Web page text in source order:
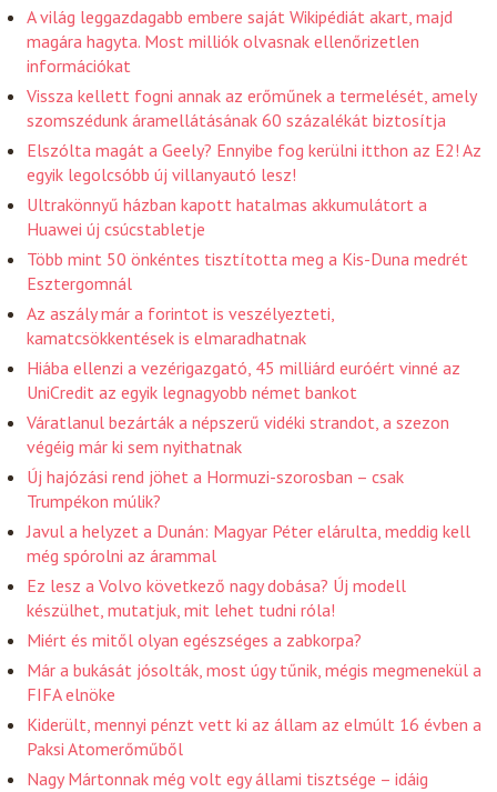
A világ leggazdagabb embere saját Wikipédiát akart, majd
magára hagyta. Most milliók olvasnak ellenőrizetlen
információkat
Vissza kellett fogni annak az erőműnek a termelését, amely
szomszédunk áramellátásának 60 százalékát biztosítja
Elszólta magát a Geely? Ennyibe fog kerülni itthon az E2! Az
egyik legolcsóbb új villanyautó lesz!
Ultrakönnyű házban kapott hatalmas akkumulátort a
Huawei új csúcstabletje
Több mint 50 önkéntes tisztította meg a Kis-Duna medrét
Esztergomnál
Az aszály már a forintot is veszélyezteti,
kamatcsökkentések is elmaradhatnak
Hiába ellenzi a vezérigazgató, 45 milliárd euróért vinné az
UniCredit az egyik legnagyobb német bankot
Váratlanul bezárták a népszerű vidéki strandot, a szezon
végéig már ki sem nyithatnak
Új hajózási rend jöhet a Hormuzi-szorosban – csak
Trumpékon múlik?
Javul a helyzet a Dunán: Magyar Péter elárulta, meddig kell
még spórolni az árammal
Ez lesz a Volvo következő nagy dobása? Új modell
készülhet, mutatjuk, mit lehet tudni róla!
Miért és mitől olyan egészséges a zabkorpa?
Már a bukását jósolták, most úgy tűnik, mégis megmenekül a
FIFA elnöke
Kiderült, mennyi pénzt vett ki az állam az elmúlt 16 évben a
Paksi Atomerőműből
Nagy Mártonnak még volt egy állami tisztsége – idáig